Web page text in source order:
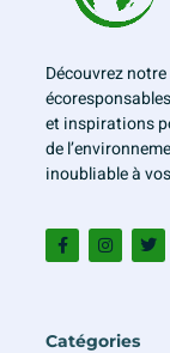
Découvrez
et inspirations
de
inoubliable à
Catégories